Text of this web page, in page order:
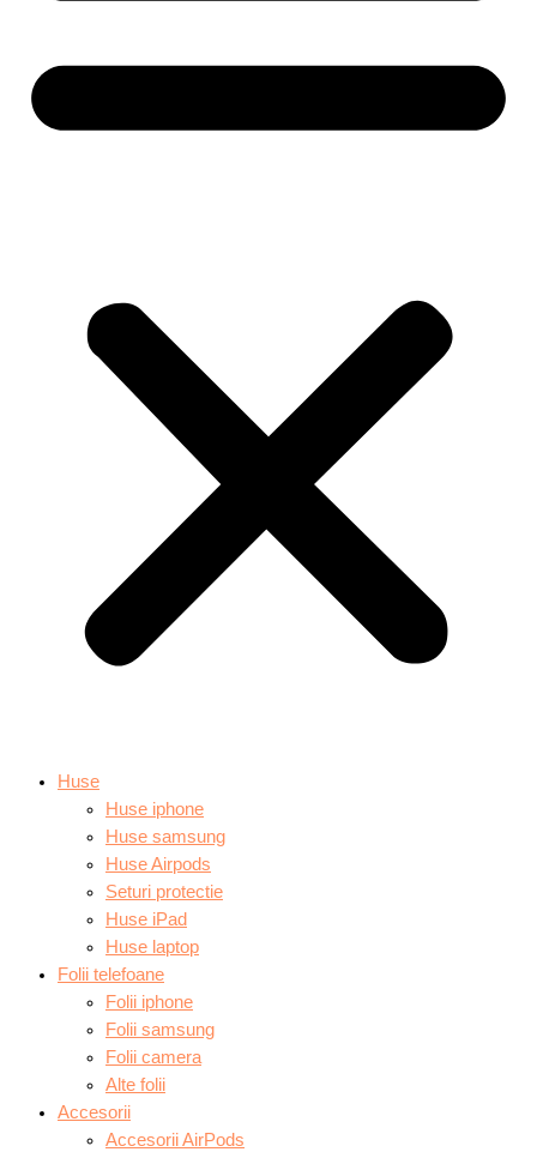
Huse
Huse iphone
Huse samsung
Huse Airpods
Seturi protectie
Huse iPad
Huse laptop
Folii telefoane
Folii iphone
Folii samsung
Folii camera
Alte folii
Accesorii
Accesorii AirPods